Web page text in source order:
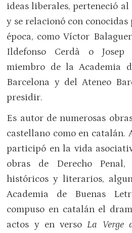
ideas liberales, perteneció
y se relacionó con conocidas
época, como Víctor
Ildefonso Cerdà o Josep
miembro de la Academia
Barcelona y del Ateneo
presidir.
Es autor de numerosas
castellano como en catalán.
participó en la vida
obras de Derecho
históricos y literarios,
Academia de Buenas
compuso en catalán el
actos y en versoLa Verge